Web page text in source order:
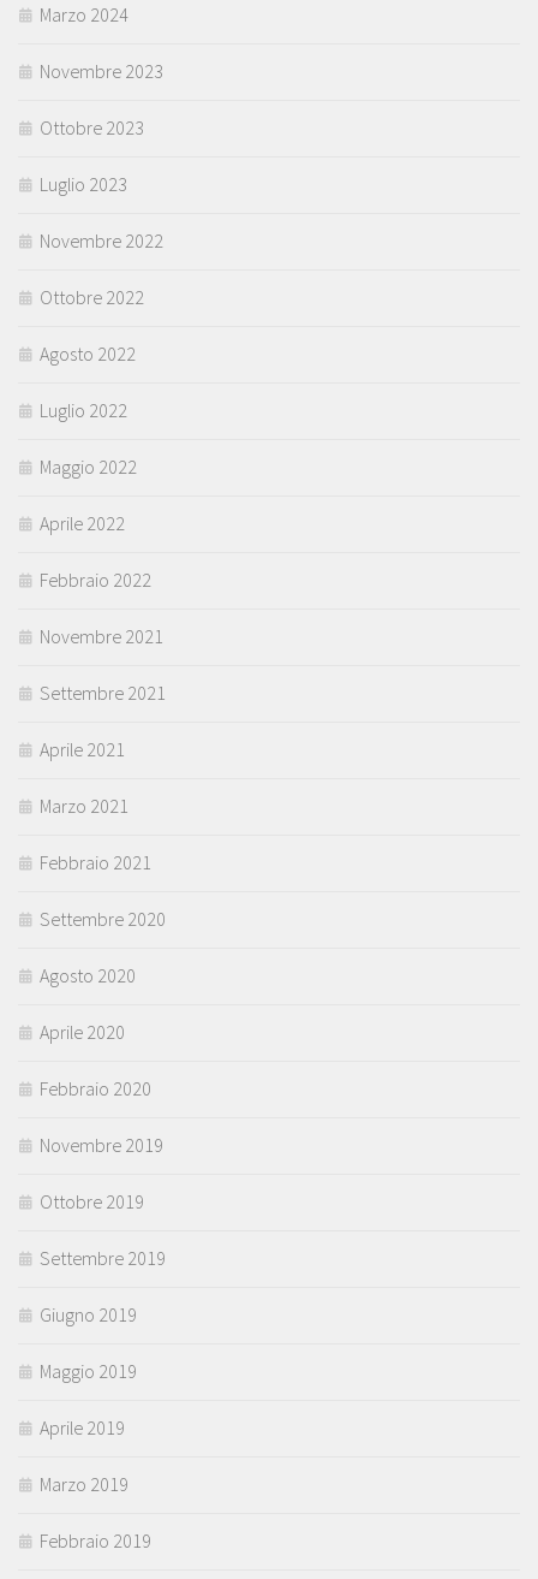
Marzo 2024
Novembre 2023
Ottobre 2023
Luglio 2023
Novembre 2022
Ottobre 2022
Agosto 2022
Luglio 2022
Maggio 2022
Aprile 2022
Febbraio 2022
Novembre 2021
Settembre 2021
Aprile 2021
Marzo 2021
Febbraio 2021
Settembre 2020
Agosto 2020
Aprile 2020
Febbraio 2020
Novembre 2019
Ottobre 2019
Settembre 2019
Giugno 2019
Maggio 2019
Aprile 2019
Marzo 2019
Febbraio 2019